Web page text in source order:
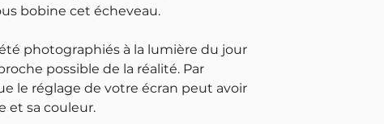
bobine cet écheveau.
photographiés à la lumière du jour
possible de la réalité. Par
le réglage de votre écran peut avoir
et sa couleur.